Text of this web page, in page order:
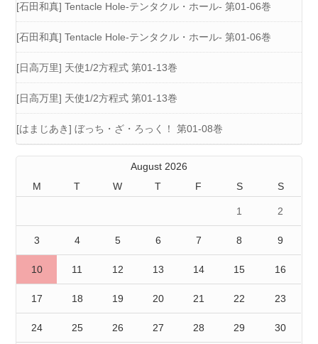
[石田和真] Tentacle Hole-テンタクル・ホール- 第01-06巻
[石田和真] Tentacle Hole-テンタクル・ホール- 第01-06巻
[日高万里] 天使1/2方程式 第01-13巻
[日高万里] 天使1/2方程式 第01-13巻
[はまじあき] ぼっち・ざ・ろっく！ 第01-08巻
August 2026
M
T W T F S S
1 2
3 4 5 6 7 8 9
10 11 12 13 14 15 16
17 18 19 20 21 22 23
24 25 26 27 28 29 30